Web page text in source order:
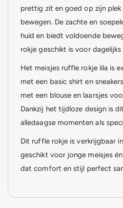
prettig zit en goed op zijn
bewegen. De zachte en
huid en biedt voldoende
rokje geschikt is voor dagelijks
Het meisjes ruffle rokje lila is
met een basic shirt en
met een blouse en laarsjes
Dankzij het tijdloze design is
alledaagse momenten als
Dit ruffle rokje is verkrijgbaar
geschikt voor jonge meisjes
dat comfort en stijl perfect